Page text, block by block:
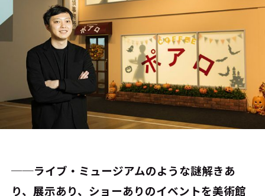
──ライブ・ミュージアムのような謎解きあ
り、展示あり、ショーありのイベントを美術館